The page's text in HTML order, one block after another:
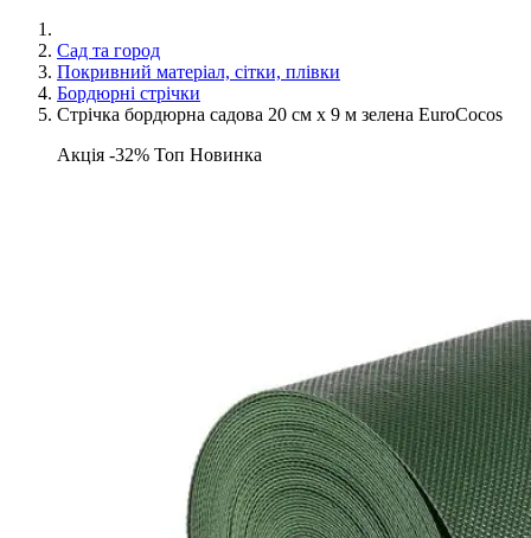
Сад та город
Покривний матеріал, сітки, плівки
Бордюрні стрічки
Стрічка бордюрна садова 20 см х 9 м зелена EuroCocos
Акція -32% Топ Новинка